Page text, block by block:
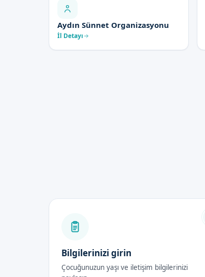
Aydın Sünnet Organizasyonu
İl Detayı
Bilgilerinizi girin
Çocuğunuzun yaşı ve iletişim bilgilerinizi